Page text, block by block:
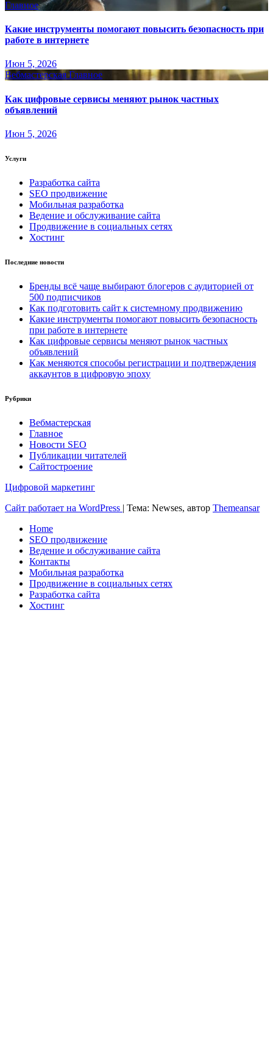
Главное
Какие инструменты помогают повысить безопасность при
работе в интернете
Июн 5, 2026
Вебмастерская Главное
Как цифровые сервисы меняют рынок частных
объявлений
Июн 5, 2026
Услуги
Разработка сайта
SEO продвижение
Мобильная разработка
Ведение и обслуживание сайта
Продвижение в социальных сетях
Хостинг
Последние новости
Бренды всё чаще выбирают блогеров с аудиторией от
500 подписчиков
Как подготовить сайт к системному продвижению
Какие инструменты помогают повысить безопасность
при работе в интернете
Как цифровые сервисы меняют рынок частных
объявлений
Как меняются способы регистрации и подтверждения
аккаунтов в цифровую эпоху
Рубрики
Вебмастерская
Главное
Новости SEO
Публикации читателей
Сайтостроение
Цифровой маркетинг
Сайт работает на WordPress | Тема: Newses, автор Themeansar
Home
SEO продвижение
Ведение и обслуживание сайта
Контакты
Мобильная разработка
Продвижение в социальных сетях
Разработка сайта
Хостинг